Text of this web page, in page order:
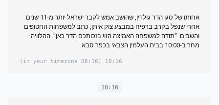
אחותו של סגן הדר גולדין, שהושב אמש לקבר ישראל יותר מ-11 שנים
אחרי שנפל בקרב ברפיח במבצע צוק איתן, כתב למשפחות החטופים
והשבים: "תודה למשפחה האמיצה הזו! בזכותכם הדר כאן". ההלוויה:
מחר ב-10:00 בבית העלמין הצבאי בכפר סבא
10:16
(08:16 in your timezone)
10:16